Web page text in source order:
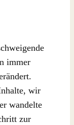
immer
wir
wandelte
zur